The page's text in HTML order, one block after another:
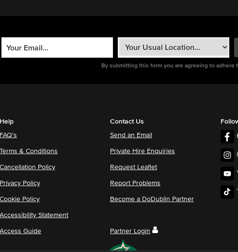
By submitting this form you are agreeing to adhere
Help
FAQ's
Terms & Conditions
Cancellation Policy
Privacy Policy
Cookie Policy
Accessibility Statement
Access Guide
Contact Us
Send an Email
Private Hire Enquiries
Request Leaflet
Report Problems
Become a DoDublin Partner
Partner Login